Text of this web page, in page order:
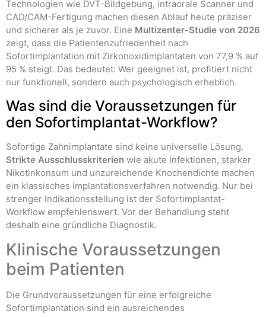
Technologien wie DVT-Bildgebung, intraorale Scanner und
CAD/CAM-Fertigung machen diesen Ablauf heute präziser
und sicherer als je zuvor. Eine Multizenter-Studie von 2026
zeigt, dass die Patientenzufriedenheit nach
Sofortimplantation mit Zirkonoxidimplantaten von 77,9 % auf
95 % steigt. Das bedeutet: Wer geeignet ist, profitiert nicht
nur funktionell, sondern auch psychologisch erheblich.
Was sind die Voraussetzungen für
den Sofortimplantat-Workflow?
Sofortige Zahnimplantate sind keine universelle Lösung.
Strikte Ausschlusskriterien wie akute Infektionen, starker
Nikotinkonsum und unzureichende Knochendichte machen
ein klassisches Implantationsverfahren notwendig. Nur bei
strenger Indikationsstellung ist der Sofortimplantat-
Workflow empfehlenswert. Vor der Behandlung steht
deshalb eine gründliche Diagnostik.
Klinische Voraussetzungen
beim Patienten
Die Grundvoraussetzungen für eine erfolgreiche
Sofortimplantation sind ein ausreichendes